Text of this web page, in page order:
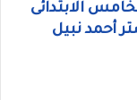
الابتدائى
أحمد نبيل